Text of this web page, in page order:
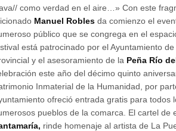
como verdad en el aire…» Con este
Manuel Roblesda comienzo el
público que se congrega en el
está patrocinado por el Ayuntamiento
y el asesoramiento de la Peña Río
este año del décimo quinto
Inmaterial de la Humanidad, por
ofreció entrada gratis para todos
pueblos de la comarca. El cartel
rinde homenaje al artista de La